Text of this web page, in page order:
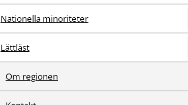
Nationella minoriteter
Lättläst
Om regionen